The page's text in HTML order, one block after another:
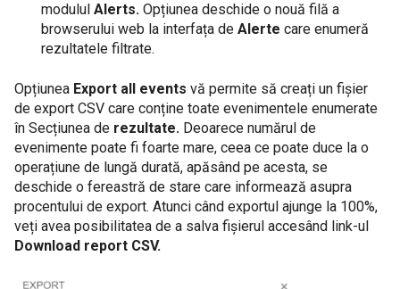
modulul Alerts. Opțiunea deschide o nouă filă a
browserului web la interfața de Alerte care enumeră
rezultatele filtrate.
Opțiunea Export all events vă permite să creați un fișier
de export CSV care conține toate evenimentele enumerate
în Secțiunea de rezultate. Deoarece numărul de
evenimente poate fi foarte mare, ceea ce poate duce la o
operațiune de lungă durată, apăsând pe acesta, se
deschide o fereastră de stare care informează asupra
procentului de export. Atunci când exportul ajunge la 100%,
veți avea posibilitatea de a salva fișierul accesând link-ul
Download report CSV.